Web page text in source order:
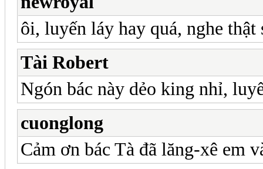
ôi, luyến láy hay quá, nghe thật
Tài Robert
Ngón bác này dẻo king nhỉ,
cuonglong
Cảm ơn bác Tà đã lăng-xê em